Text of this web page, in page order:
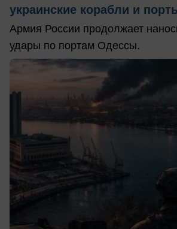
украинские корабли и
Армия России продолжает
удары по портам Одессы.